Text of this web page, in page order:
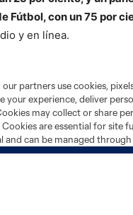
Fútbol, con un 75 por
y en línea.